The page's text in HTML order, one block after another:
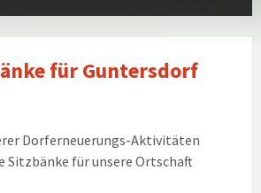
für Guntersdorf
Dorferneuerungs-Aktivitäten
Sitzbänke für unsere Ortschaft